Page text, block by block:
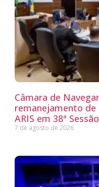
Câmara de
remanejamento de
ARIS em 38ª Sessão
7 de agosto de 2026